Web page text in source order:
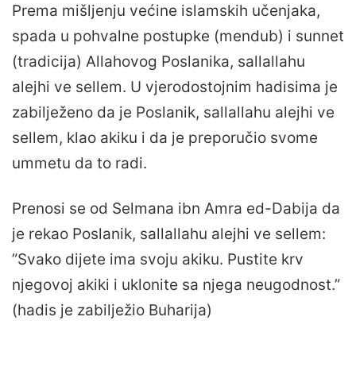
Prema mišljenju većine islamskih učenjaka,
spada u pohvalne postupke (mendub) i sunnet
(tradicija) Allahovog Poslanika, sallallahu
alejhi ve sellem. U vjerodostojnim hadisima je
zabilježeno da je Poslanik, sallallahu alejhi ve
sellem, klao akiku i da je preporučio svome
ummetu da to radi.
Prenosi se od Selmana ibn Amra ed-Dabija da
je rekao Poslanik, sallallahu alejhi ve sellem:
”Svako dijete ima svoju akiku. Pustite krv
njegovoj akiki i uklonite sa njega neugodnost.”
(hadis je zabilježio Buharija)